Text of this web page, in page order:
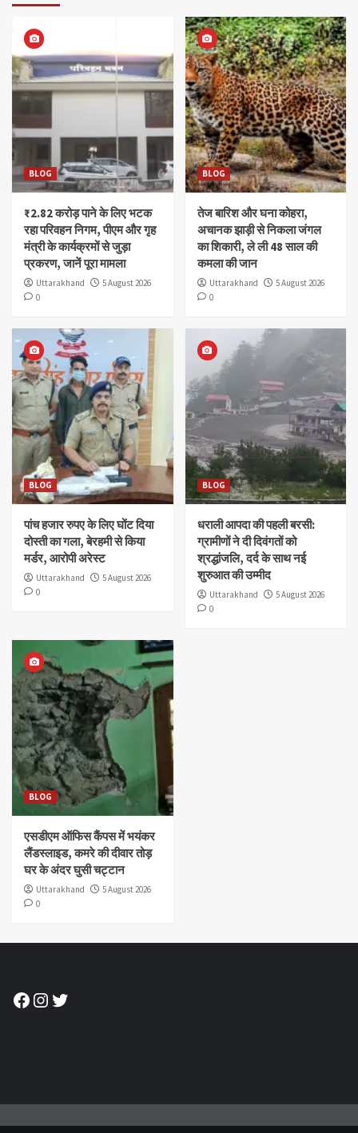
BLOG
₹2.82 करोड़ पाने के लिए भटक
रहा परिवहन निगम, पीएम और गृह
मंत्री के कार्यक्रमों से जुड़ा
प्रकरण, जानें पूरा मामला
Uttarakhand
5 August 2026
0
BLOG
तेज बारिश और घना कोहरा,
अचानक झाड़ी से निकला जंगल
का शिकारी, ले ली 48 साल की
कमला की जान
Uttarakhand
5 August 2026
0
BLOG
पांच हजार रुपए के लिए घोंट दिया
दोस्ती का गला, बेरहमी से किया
मर्डर, आरोपी अरेस्ट
Uttarakhand
5 August 2026
0
BLOG
धराली आपदा की पहली बरसी:
ग्रामीणों ने दी दिवंगतों को
श्रद्धांजलि, दर्द के साथ नई
शुरुआत की उम्मीद
Uttarakhand
5 August 2026
0
BLOG
एसडीएम ऑफिस कैंपस में भयंकर
लैंडस्लाइड, कमरे की दीवार तोड़
घर के अंदर घुसी चट्टान
Uttarakhand
5 August 2026
0
Facebook
Instagram
Twitter